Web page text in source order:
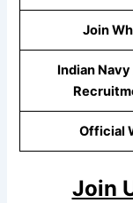
Join
Indian
Official
Join